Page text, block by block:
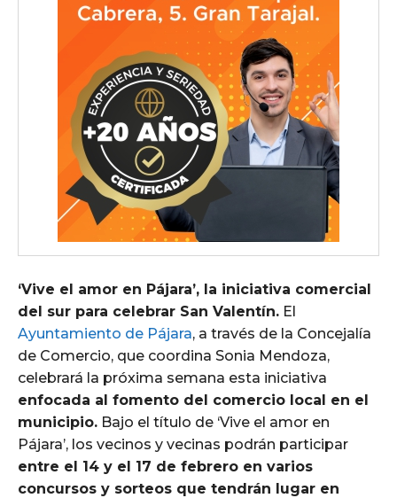
‘Vive el amor en Pájara’, la iniciativa comercial
del sur para celebrar San Valentín. El
Ayuntamiento de Pájara, a través de la Concejalía
de Comercio, que coordina Sonia Mendoza,
celebrará la próxima semana esta iniciativa
enfocada al fomento del comercio local en el
municipio. Bajo el título de ‘Vive el amor en
Pájara’, los vecinos y vecinas podrán participar
entre el 14 y el 17 de febrero en varios
concursos y sorteos que tendrán lugar en